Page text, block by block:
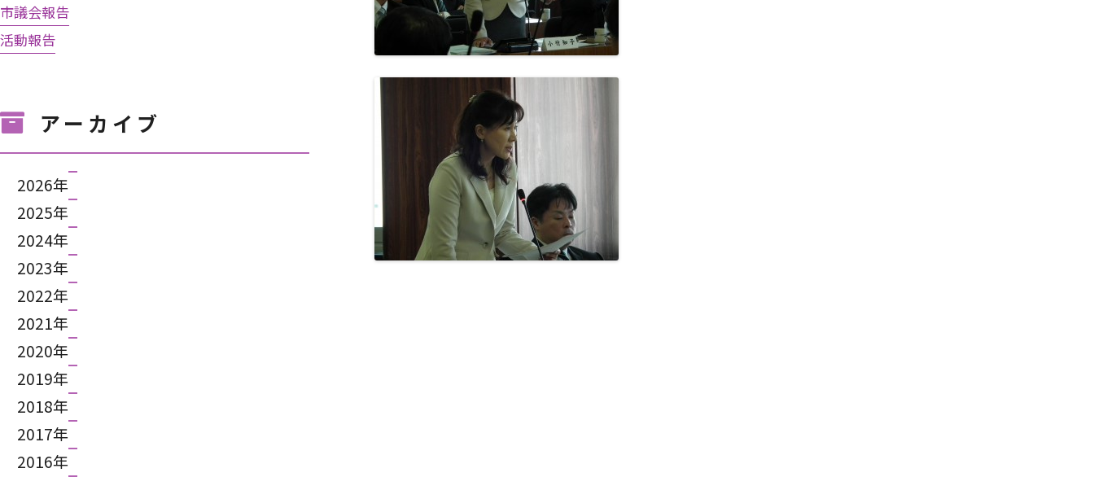
市議会報告
活動報告
アーカイブ
2026年
2025年
2024年
2023年
2022年
2021年
2020年
2019年
2018年
2017年
2016年